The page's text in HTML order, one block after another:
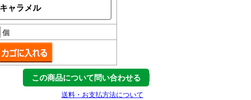
キャラメル
個
この商品について問い合わせる
送料・お支払方法について